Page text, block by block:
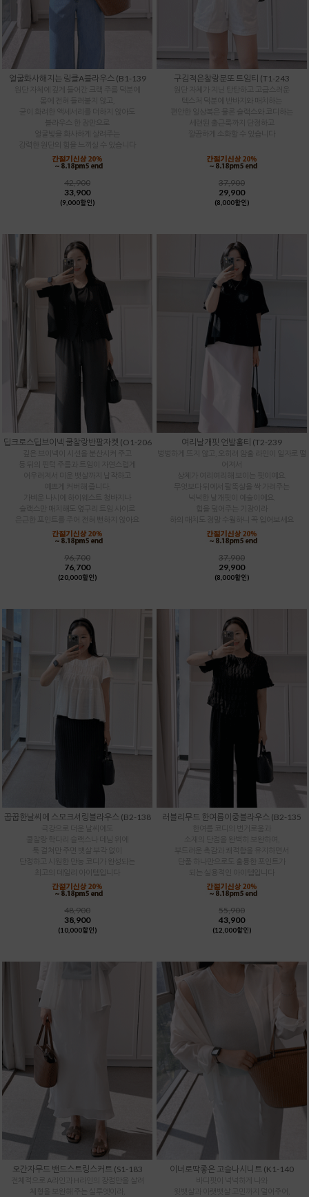
얼굴화사해지는 링클A블라우스 (B1-139
원단 자체에 깊게 들어간 크랙 주름 덕분에
몸에 전혀 들러붙지 않고,
강력한 원단의 힘을 느끼실 수 있습니다
42,900
33,900
(9,000할인)
구김적은찰랑분또 트임티 (T1-243
원단 자체가 지닌 탄탄하고 고급스러운
편안한 일상복은 물론 슬랙스와 코디하는
깔끔하게 소화할 수 있습니다
37,900
29,900
(8,000할인)
딥크로스딥브이넥 쿨찰랑반팔자켓 (O1-206
깊은 브이넥이 시선을 분산시켜 주고
어우러져서 미운 뱃살까지 납작하고
은근한 포인트를 주어 전혀 뻔하지 않아요
96,700
76,700
(20,000할인)
여리날개핏 언발훌티 (T2-239
상체가 여리여리해 보이는 핏이예요.
무엇보다 뒤에서 팔뚝살을 싹 가려주는
하의 매치도 정말 수월하니 꼭 입어보세요
37,900
29,900
(8,000할인)
꿉꿉한날씨에 스모크셔링블라우스 (B2-138
툭 걸쳐만 주면 뱃살 부각 없이
48,900
38,900
(10,000할인)
러블리무드 한여름이중블라우스 (B2-135
한여름 코디의 번거로움과
소재의 단점을 완벽히 보완하여,
55,900
43,900
(12,000할인)
오간자무드 밴드스트링스커트 (S1-183
전체적으로 A라인과 H라인의 장점만을 살려
체형을 보완해 주는 실루엣이라,
이너로딱좋은 고슬나시니트 (K1-140
윗뱃살과 아랫뱃살 고민까지 덜어주어,